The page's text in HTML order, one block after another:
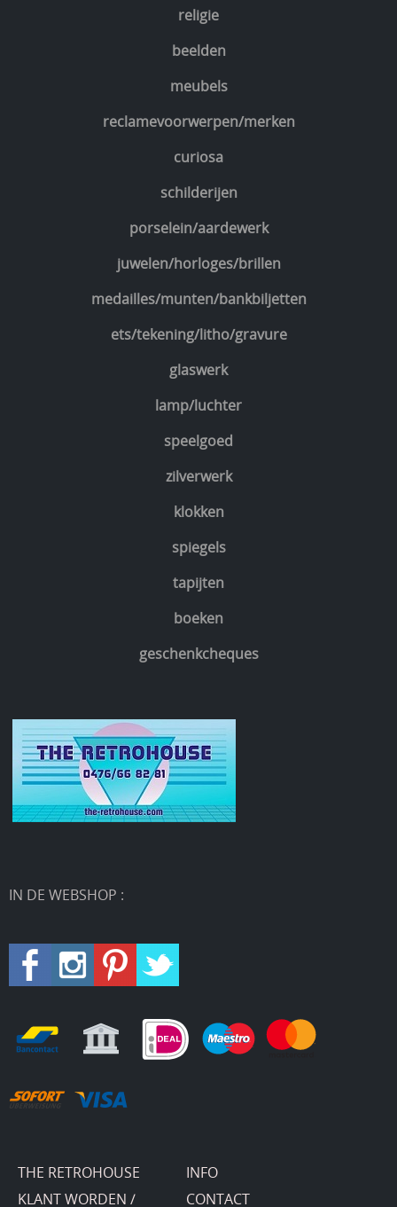
religie
beelden
meubels
reclamevoorwerpen/merken
curiosa
schilderijen
porselein/aardewerk
juwelen/horloges/brillen
medailles/munten/bankbiljetten
ets/tekening/litho/gravure
glaswerk
lamp/luchter
speelgoed
zilverwerk
klokken
spiegels
tapijten
boeken
geschenkcheques
IN DE WEBSHOP :
THE RETROHOUSE
INFO
KLANT WORDEN /
CONTACT